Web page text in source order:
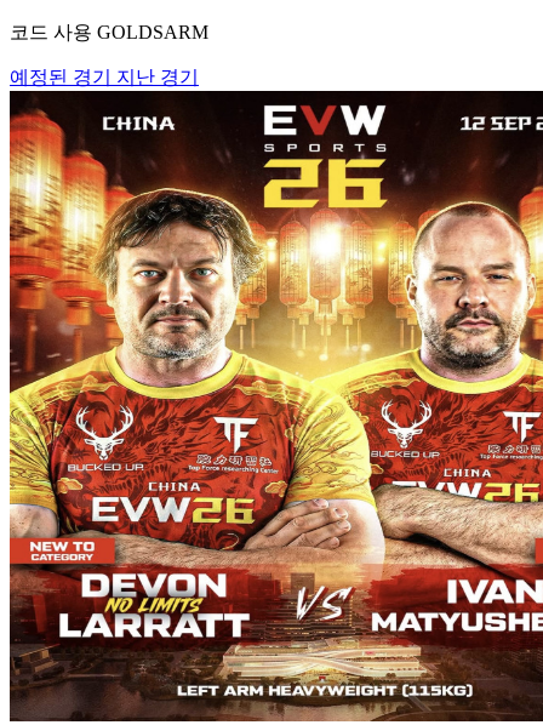
코드 사용 GOLDSARM
예정된 경기 지난 경기